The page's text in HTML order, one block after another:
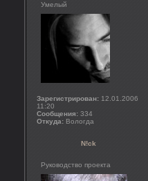
Умелый
Зарегистрирован: 12.01.2006
11:20
Сообщения: 334
Откуда: Вологда
N!ck
Руководство проекта